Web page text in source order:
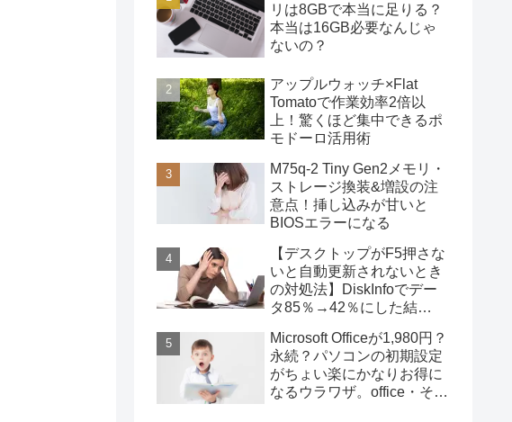
リは8GBで本当に足りる？
本当は16GB必要なんじゃ
ないの？
アップルウォッチ×Flat
Tomatoで作業効率2倍以
上！驚くほど集中できるポ
モドーロ活用術
M75q-2 Tiny Gen2メモリ・
ストレージ換装&増設の注
意点！挿し込みが甘いと
BIOSエラーになる
【デスクトップがF5押さな
いと自動更新されないとき
の対処法】DiskInfoでデー
タ85％→42％にした結
Microsoft Officeが1,980円？
永続？パソコンの初期設定
がちょい楽にかなりお得に
なるウラワザ。office・その